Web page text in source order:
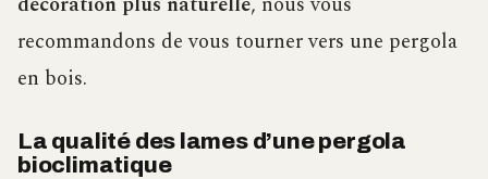
recommandons de vous tourner vers une pergola
en bois.
La qualité des lames d’une pergola
bioclimatique